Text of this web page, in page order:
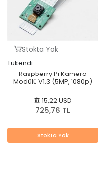
Stokta Yok
Tükendi
Raspberry Pi Kamera
Modülü V1.3 (5MP, 1080p)
15,22 USD
725,76 TL
Stokta Yok